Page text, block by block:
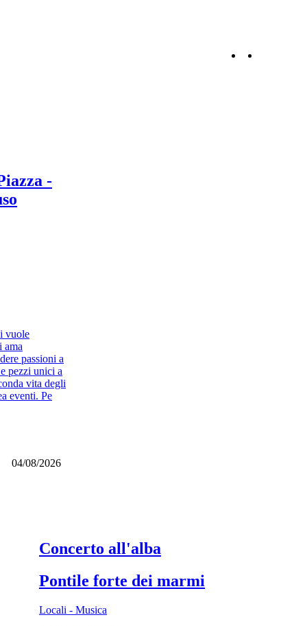
-
vuole
ama
passioni a
pezzi unici a
vita degli
eventi. Pe
04/08/2026
Concerto all'alba
Pontile forte dei marmi
Locali - Musica